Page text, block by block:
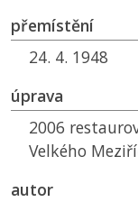
přemístění
24. 4. 1948
úprava
2006
Velkého
autor